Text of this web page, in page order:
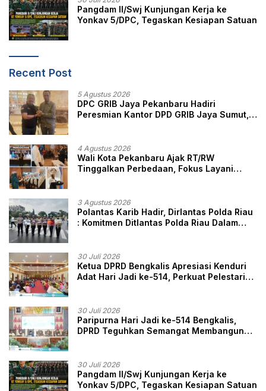
Pangdam II/Swj Kunjungan Kerja ke
Yonkav 5/DPC, Tegaskan Kesiapan Satuan
Recent Post
5 Agustus 2026
DPC GRIB Jaya Pekanbaru Hadiri
Peresmian Kantor DPD GRIB Jaya Sumut,
4 Agustus 2026
Wali Kota Pekanbaru Ajak RT/RW
Tinggalkan Perbedaan, Fokus Layani
3 Agustus 2026
Polantas Karib Hadir, Dirlantas Polda Riau
: Komitmen Ditlantas Polda Riau Dalam
30 Juli 2026
Ketua DPRD Bengkalis Apresiasi Kenduri
Adat Hari Jadi ke-514, Perkuat Pelestarian
30 Juli 2026
Paripurna Hari Jadi ke-514 Bengkalis,
DPRD Teguhkan Semangat Membangun
30 Juli 2026
Pangdam II/Swj Kunjungan Kerja ke
Yonkav 5/DPC, Tegaskan Kesiapan Satuan